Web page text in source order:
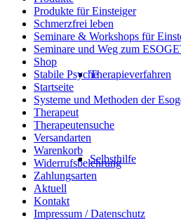
Therapieverfahren
Selbsthilfe
Produkte für Einsteiger
Schmerzfrei leben
Seminare & Workshops für
Seminare und Weg zum
Shop
Stabile Psyche
Startseite
Systeme und Methoden der
Therapeut
Therapeutensuche
Versandarten
Warenkorb
Widerrufsbelehrung
Zahlungsarten
Aktuell
Kontakt
Impressum / Datenschutz